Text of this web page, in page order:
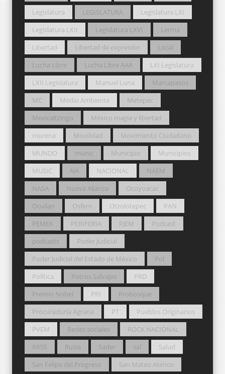
Legislatura
LEGISLATURA
Legislatura LXI
Legislatura LXII
Legislatura LXVI
Lerma
Libertad
Libertad de expresión
Local
Lucha Libre
Lucha Libre AAA
LXI Legislatura
LXII Legislatura
Manuel Luna
Marcapasos
MC
Medio Ambiente
Metepec
Mexicaltzingo
México magia y libertad
morena
Movilidad
Movimiento Ciudadano
MUNDO
munic Municipio
Municipios
MUSIC
NA NACIONAL
NAEM
NASA
Nueva Alianza
Ocoyoacac
Ocuilan
Osfem Otzolotepec
PAN
PEMEX
PERIFERIA PJEM
Podcast
podcasts
Poder Judicial
Poder Judicial del Estado de México
Pol
Política
Potros Salvajes
PRD
Premio Nobel
PRI
Probosque
Procuraduría Agraria
PT
Pueblos Originarios
PVEM
Redes sociales
ROCK NACIONAL
RRSS
Rusia Sader sal
Salud
San Felipe del Progreso
San Mateo Atenco